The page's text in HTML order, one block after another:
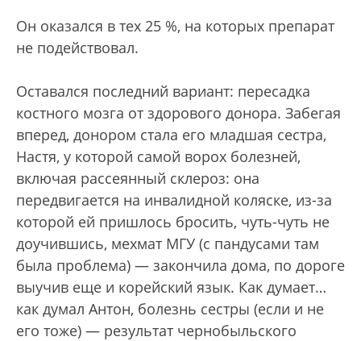
Он оказался в тех 25 %, на которых препарат
не подействовал.
Оставался последний вариант: пересадка
костного мозга от здорового донора. Забегая
вперед, донором стала его младшая сестра,
Настя, у которой самой ворох болезней,
включая рассеянный склероз: она
передвигается на инвалидной коляске, из-за
которой ей пришлось бросить, чуть-чуть не
доучившись, мехмат МГУ (с пандусами там
была проблема) — закончила дома, по дороге
выучив еще и корейский язык. Как думает…
как думал Антон, болезнь сестры (если и не
его тоже) — результат чернобыльского